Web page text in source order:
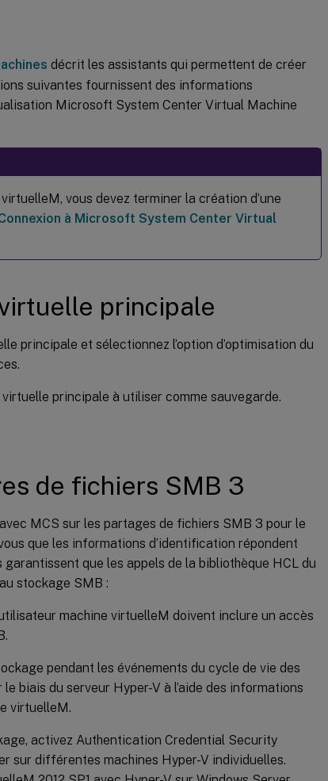
décrit les assistants qui permettent de créer
suivantes fournissent des informations
Microsoft System Center Virtual Machine
vous devez terminer la création d’une
à Microsoft System Center Virtual
principale
principale et sélectionnez l’option d’optimisation du
principale à utiliser comme sauvegarde.
de fichiers SMB 3
MCS sur les partages de fichiers SMB 3 pour le
que les informations d’identification répondent
que les appels de la bibliothèque HCL du
stockage SMB :
machine virtuelleM doivent inclure un accès
pendant les événements du cycle de vie des
biais du serveur Hyper-V à l’aide des informations
virtuelleM.
activez Authentication Credential Security
sur différentes machines Hyper-V individuelles.